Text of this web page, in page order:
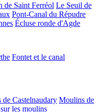
de Saint Ferréol Le Seuil de
Pont-Canal du Répudre
Écluse ronde d'Agde
Fontet et le canal
Castelnaudary Moulins de
les moulins